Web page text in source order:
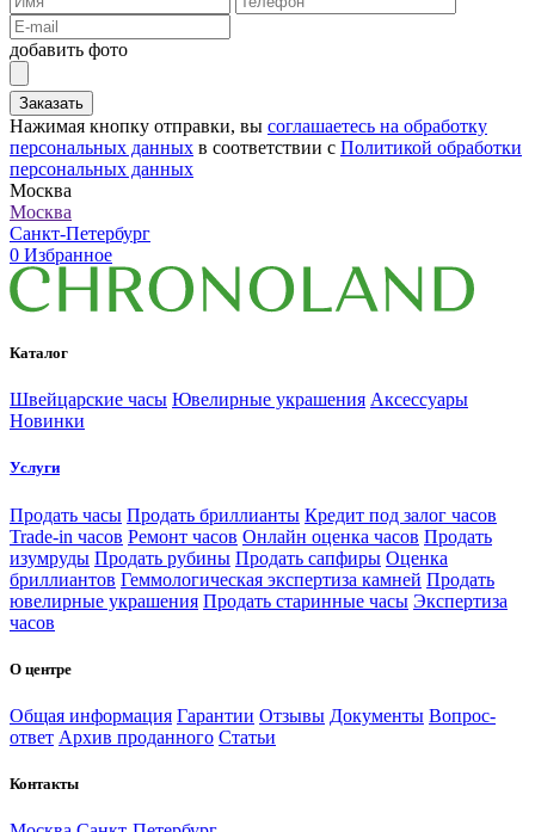
добавить фото
Заказать
Нажимая кнопку отправки, вы соглашаетесь на обработку
персональных данных в соответствии с Политикой обработки
персональных данных
Москва
Москва
Санкт-Петербург
0 Избранное
Каталог
Швейцарские часы Ювелирные украшения Аксессуары
Новинки
Услуги
Продать часы Продать бриллианты Кредит под залог часов
Trade-in часов Ремонт часов Онлайн оценка часов Продать
изумруды Продать рубины Продать сапфиры Оценка
бриллиантов Геммологическая экспертиза камней Продать
ювелирные украшения Продать старинные часы Экспертиза
часов
О центре
Общая информация Гарантии Отзывы Документы Вопрос-
ответ Архив проданного Статьи
Контакты